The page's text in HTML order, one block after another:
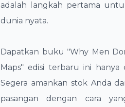
adalah langkah pertama
dunia nyata.
​Dapatkan buku "Why Men
Maps" edisi terbaru ini hanya
Segera amankan stok Anda
pasangan dengan cara